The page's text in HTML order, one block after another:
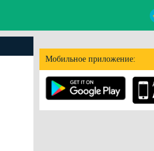
Мобильное приложение: